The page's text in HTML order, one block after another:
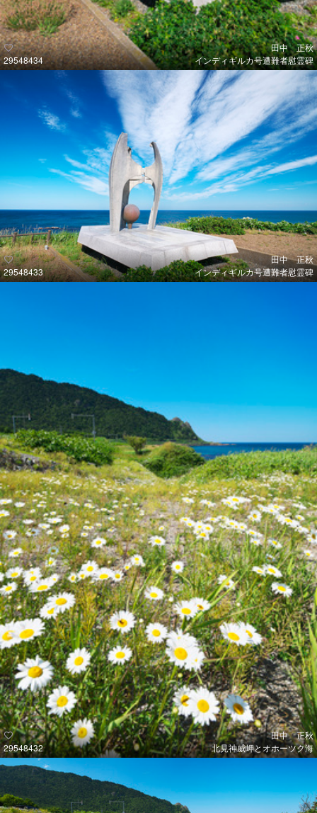
29548434
田中 正秋
インディギルカ号遭難者慰霊碑
29548433
田中 正秋
インディギルカ号遭難者慰霊碑
29548432
田中 正秋
北見神威岬とオホーツク海